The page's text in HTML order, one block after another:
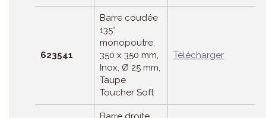
623541
Barre coudée
135°
monopoutre,
350 x 350 mm,
Inox, Ø 25 mm,
Taupe
Toucher Soft
Télécharger